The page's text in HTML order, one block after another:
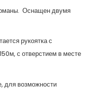
Оснащен двумя
рукоятка с
с отверстием в месте
для возможности